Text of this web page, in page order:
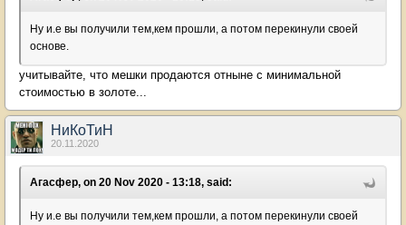
Ну и.е вы получили тем,кем прошли, а потом перекинули своей
основе.
учитывайте, что мешки продаются отныне с минимальной
стоимостью в золоте...
НиКоТиН
20.11.2020
Агасфер, on 20 Nov 2020 - 13:18, said:
Ну и.е вы получили тем,кем прошли, а потом перекинули своей